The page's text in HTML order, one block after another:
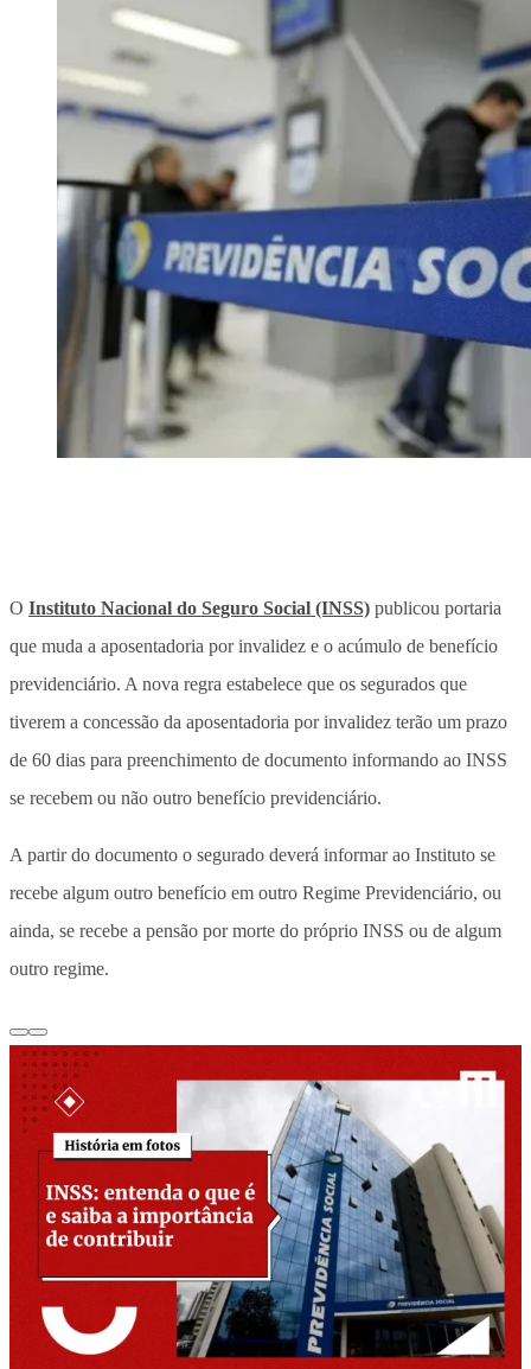
O Instituto Nacional do Seguro Social (INSS) publicou portaria
que muda a aposentadoria por invalidez e o acúmulo de benefício
previdenciário. A nova regra estabelece que os segurados que
tiverem a concessão da aposentadoria por invalidez terão um prazo
de 60 dias para preenchimento de documento informando ao INSS
se recebem ou não outro benefício previdenciário.
A partir do documento o segurado deverá informar ao Instituto se
recebe algum outro benefício em outro Regime Previdenciário, ou
ainda, se recebe a pensão por morte do próprio INSS ou de algum
outro regime.